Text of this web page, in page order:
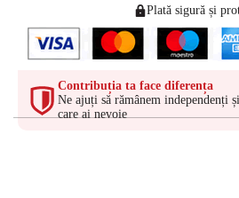
Plată sigură și
Contribuția ta face diferența
Ne ajuți să rămânem independenți
care ai nevoie